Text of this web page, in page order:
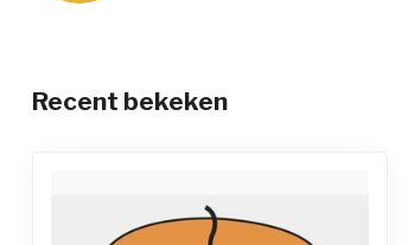
Recent bekeken